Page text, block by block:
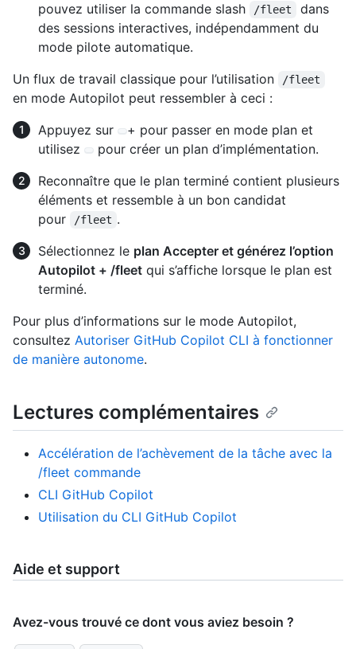
pouvez utiliser la commande slash
/fleet
dans
des sessions interactives, indépendamment du
mode pilote automatique.
Un flux de travail classique pour l’utilisation
/fleet
en mode Autopilot peut ressembler à ceci :
Appuyez sur
+ pour passer en mode plan et
utilisez
pour créer un plan d’implémentation.
Reconnaître que le plan terminé contient plusieurs
éléments et ressemble à un bon candidat
pour
/fleet .
Sélectionnez le plan Accepter et générez l’option
Autopilot + /fleet qui s’affiche lorsque le plan est
terminé.
Pour plus d’informations sur le mode Autopilot,
consultez Autoriser GitHub Copilot CLI à fonctionner
de manière autonome.
Lectures complémentaires
Accélération de l’achèvement de la tâche avec la
/fleet commande
CLI GitHub Copilot
Utilisation du CLI GitHub Copilot
Aide et support
Avez-vous trouvé ce dont vous aviez besoin ?